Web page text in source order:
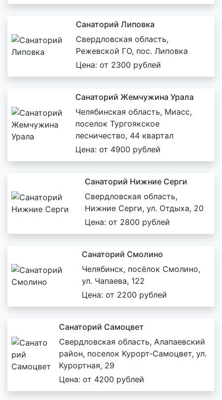
Санаторий Липовка
Свердловская область,
Режевской ГО, пос. Липовка
Цена: от 2300 рублей
Санаторий Жемчужина Урала
Челябинская область, Миасс,
поселок Тургоякское
лесничество, 44 квартал
Цена: от 4900 рублей
Санаторий Нижние Серги
Свердловская область,
Нижние Серги, ул. Отдыха, 20
Цена: от 2800 рублей
Санаторий Смолино
Челябинск, посёлок Смолино,
ул. Чапаева, 122
Цена: от 2200 рублей
Санаторий Самоцвет
Свердловская область, Алапаевский
район, поселок Курорт‑Самоцвет, ул.
Курортная, 29
Цена: от 4200 рублей